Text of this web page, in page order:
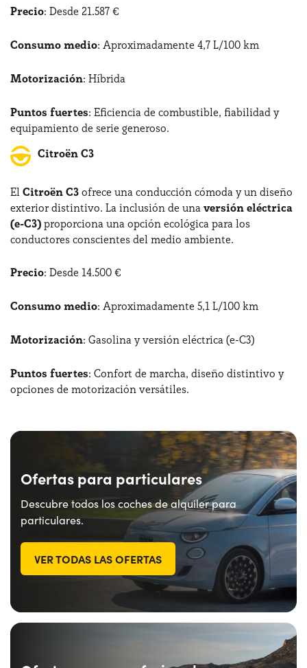
Precio: Desde 21.587 €
Consumo medio: Aproximadamente 4,7 L/100 km
Motorización: Híbrida
Puntos fuertes: Eficiencia de combustible, fiabilidad y
equipamiento de serie generoso.
Citroën C3
El Citroën C3 ofrece una conducción cómoda y un diseño
exterior distintivo. La inclusión de una versión eléctrica
(e-C3) proporciona una opción ecológica para los
conductores conscientes del medio ambiente.
Precio: Desde 14.500 €
Consumo medio: Aproximadamente 5,1 L/100 km
Motorización: Gasolina y versión eléctrica (e-C3)
Puntos fuertes: Confort de marcha, diseño distintivo y
opciones de motorización versátiles.
Ofertas para particulares
Descubre todos los coches de alquiler para
particulares.
VER TODAS LAS OFERTAS